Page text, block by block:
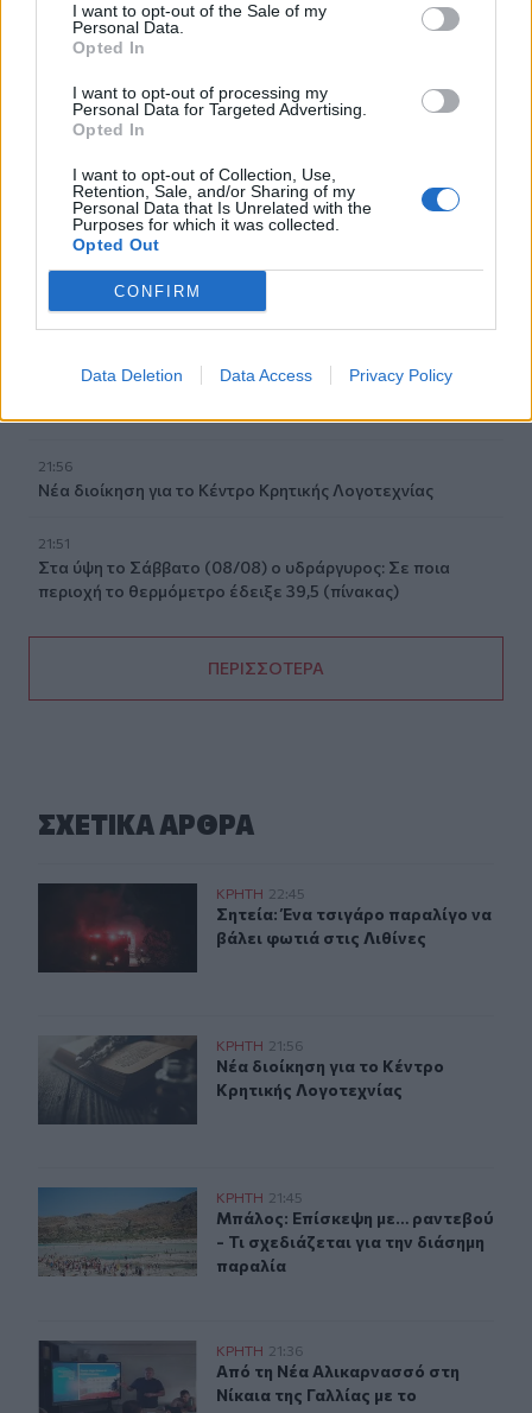
I want to opt-out of the Sale of my
Personal Data.
Opted In
I want to opt-out of processing my
Personal Data for Targeted Advertising.
Opted In
I want to opt-out of Collection, Use,
Retention, Sale, and/or Sharing of my
Personal Data that Is Unrelated with the
Purposes for which it was collected.
Opted Out
CONFIRM
Data Deletion Data Access Privacy Policy
Παράνοια σε γάμο στη Μαδέρα: Νόμιζαν ότι
παντρεύονται ο Κριστιάνο Ρονάλντο με την Χεορχίνα -
Βίντεο
Nίκη της ΑΕΚ στο τελευταίο φιλικό πριν από τον ΟΦΗ
ο ποδοσφαιριστής του ΠΑΟΚ
Τραγωδία στην Πάρο: Για ανθρωποκτονία από αμέλεια
κατηγορούνται οι γονείς του 4χρονου και ο ιδιοκτήτης
21:56
Νέα διοίκηση για το Κέντρο Κρητικής Λογοτεχνίας
21:51
Στα ύψη το Σάββατο (08/08) ο υδράργυρος: Σε ποια
περιοχή το θερμόμετρο έδειξε 39,5 (πίνακας)
ΠΕΡΙΣΣΟΤΕΡΑ
ΣΧΕΤΙΚA AΡΘΡΑ
Σητεία: Ένα τσιγάρο παραλίγο να βάλει φωτιά στις
ΚΡΗΤΗ 22:45
Σητεία: Ένα τσιγάρο παραλίγο να
Σητεία: Ένα τσιγάρο παραλίγο να
βάλει φωτιά στις Λιθίνες
Νέα διοίκηση για το Κέντρο Κρητικής Λογοτεχνίας
ΚΡΗΤΗ 21:56
Νέα διοίκηση για το Κέντρο
Νέα διοίκηση για το Κέντρο
Κρητικής Λογοτεχνίας
Μπάλος: Επίσκεψη με… ραντεβού - Τι σχεδιάζεται για
ΚΡΗΤΗ 21:45
Μπάλος: Επίσκεψη με… ραντεβού -
Μπάλος: Επίσκεψη με… ραντεβού
- Τι σχεδιάζεται για την διάσημη
παραλία
Από τη Νέα Αλικαρνασσό στη Νίκαια της Γαλλίας με το
ΚΡΗΤΗ 21:36
Από τη Νέα Αλικαρνασσό στη
Από τη Νέα Αλικαρνασσό στη
Νίκαια της Γαλλίας με το